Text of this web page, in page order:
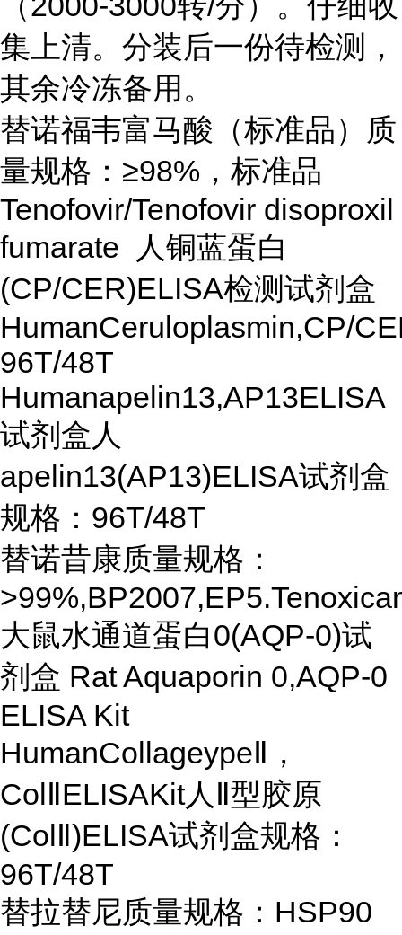
集上清。分装后一份待检测，
其余冷冻备用。
替诺福韦富马酸（标准品）质
量规格：≥98%，标准品
Tenofovir/Tenofovir disoproxil
fumarate 人铜蓝蛋白
(CP/CER)ELISA检测试剂盒
HumanCeruloplasmin,CP/
96T/48T
Humanapelin13,AP13ELISA
试剂盒人
apelin13(AP13)ELISA试剂盒
规格：96T/48T
替诺昔康质量规格：
大鼠水通道蛋白0(AQP-0)试
剂盒 Rat Aquaporin 0,AQP-0
ELISA Kit
HumanCollageypeⅡ，
ColⅡELISAKit人Ⅱ型胶原
(ColⅡ)ELISA试剂盒规格：
96T/48T
替拉替尼质量规格：HSP90